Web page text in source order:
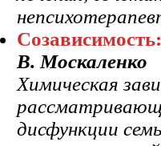
В. Москаленко
Химическая
дисфункции